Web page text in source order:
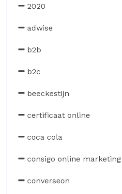
2020
adwise
b2b
b2c
beeckestijn
certificaat online
coca cola
consigo online marketing
converseon